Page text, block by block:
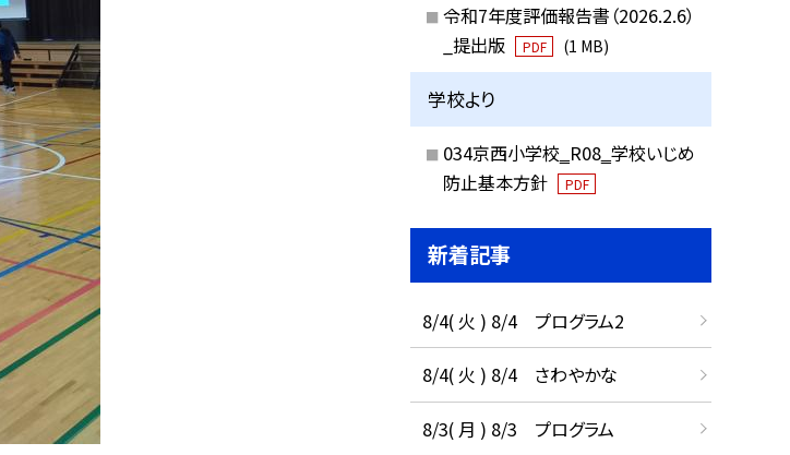
令和7年度評価報告書（2026.2.6）
_提出版
PDF (1 MB)
学校より
034京西小学校‗R08‗学校いじめ
防止基本方針
PDF
新着記事
8/4( 火 ) 8/4 プログラム2
8/4( 火 ) 8/4 さわやかな
8/3( 月 ) 8/3 プログラム